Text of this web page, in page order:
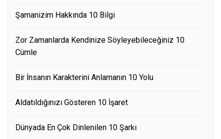
Şamanizim Hakkında 10 Bilgi
Zor Zamanlarda Kendinize Söyleyebileceğiniz 10
Cümle
Bir İnsanın Karakterini Anlamanın 10 Yolu
Aldatıldığınızı Gösteren 10 İşaret
Dünyada En Çok Dinlenilen 10 Şarkı